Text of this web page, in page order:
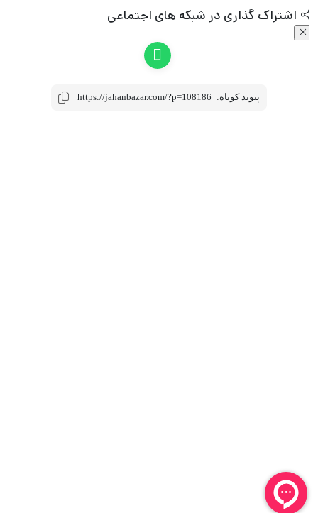
اشتراک گذاری در شبکه های اجتماعی
پیوند کوتاه: https://jahanbazar.com/?p=108186